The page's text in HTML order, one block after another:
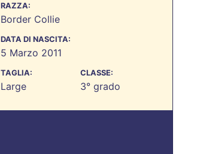
RAZZA:
Border Collie
DATA DI NASCITA:
5 Marzo 2011
TAGLIA:
Large
CLASSE:
3° grado